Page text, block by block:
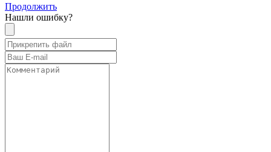
Продолжить
Нашли ошибку?